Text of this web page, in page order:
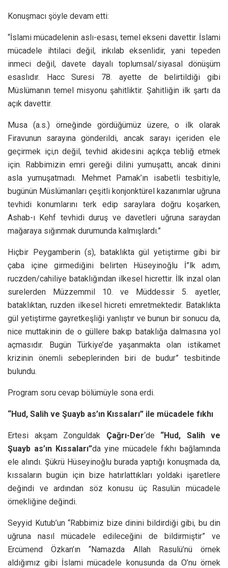
Konuşmacı şöyle devam etti:
“İslami mücadelenin aslı-esası, temel ekseni davettir. İslami
mücadele ihtilaci değil, inkılab eksenlidir, yani tepeden
inmeci değil, davete dayalı toplumsal/siyasal dönüşüm
esaslıdır. Hacc Suresi 78. ayette de belirtildiği gibi
Müslümanın temel misyonu şahitliktir. Şahitliğin ilk şartı da
açık davettir.
Musa (a.s.) örneğinde gördüğümüz üzere, o ilk olarak
Firavunun sarayına gönderildi, ancak sarayı içeriden ele
geçirmek içi,n değil, tevhid akidesini açıkça tebliğ etmek
için. Rabbimizin emri gereği dilini yumuşattı, ancak dinini
asla yumuşatmadı. Mehmet Pamak’ın isabetli tesbitiyle,
bugünün Müslümanları çeşitli konjonktürel kazanımlar uğruna
tevhidi konumlarını terk edip saraylara doğru koşarken,
Ashab-ı Kehf tevhidi duruş ve davetleri uğruna saraydan
mağaraya sığınmak durumunda kalmışlardı.”
Hiçbir Peygamberin (s), bataklıkta gül yetiştirme gibi bir
çaba içine girmediğini belirten Hüseyinoğlu İ”lk adım,
ruczden/cahiliye bataklığından ilkesel hicrettir. İlk inzal olan
surelerden Müzzemmil 10. ve Müddessir 5. ayetler,
bataklıktan, ruzden ilkesel hicreti emretmektedir. Bataklıkta
gül yetiştirme gayretkeşliği yanlıştır ve bunun bir sonucu da,
nice muttakinin de o güllere bakıp bataklığa dalmasına yol
açmasıdır. Bugün Türkiye’de yaşanmakta olan istikamet
krizinin önemli sebeplerinden biri de budur” tesbitinde
bulundu.
Program soru cevap bölümüyle sona erdi.
“Hud, Salih ve Şuayb as’ın Kıssaları” ile mücadele fıkhı
Ertesi akşam Zonguldak Çağrı-Der‘de “Hud, Salih ve
Şuayb as’ın Kıssaları”da yine mücadele fıkhı bağlamında
ele alındı. Şükrü Hüseyinoğlu burada yaptığı konuşmada da,
kıssaların bugün için bize hatırlattıkları yoldaki işaretlere
değindi ve ardından söz konusu üç Rasulün mücadele
örnekliğine değindi.
Seyyid Kutub’un “Rabbimiz bize dinini bildirdiği gibi, bu din
uğruna nasıl mücadele edileceğini de bildirmiştir” ve
Ercümend Özkan’ın “Namazda Allah Rasulü’nü örnek
aldığımız gibi İslami mücadele konusunda da O’nu örnek